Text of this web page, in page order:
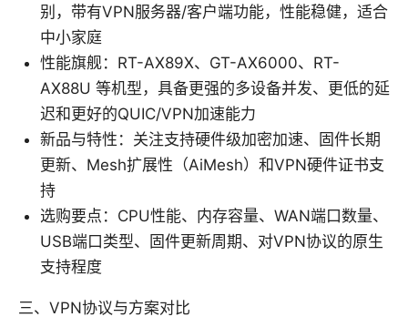
别，带有VPN服务器/客户端功能，性能稳健，适合
中小家庭
性能旗舰：RT-AX89X、GT-AX6000、RT-
AX88U 等机型，具备更强的多设备并发、更低的延
迟和更好的QUIC/VPN加速能力
新品与特性：关注支持硬件级加密加速、固件长期
更新、Mesh扩展性（AiMesh）和VPN硬件证书支
持
选购要点：CPU性能、内存容量、WAN端口数量、
USB端口类型、固件更新周期、对VPN协议的原生
支持程度
三、VPN协议与方案对比